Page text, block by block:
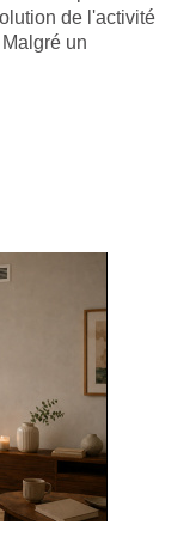
de l'activité
un